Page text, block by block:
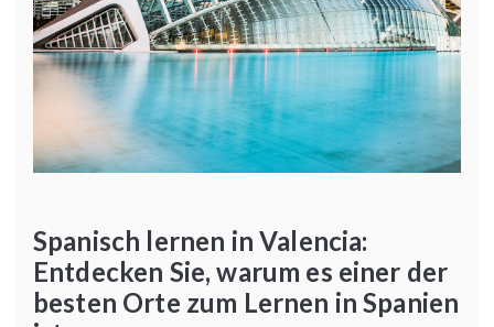
Spanisch lernen in Valencia:
Entdecken Sie, warum es einer der
besten Orte zum Lernen in Spanien